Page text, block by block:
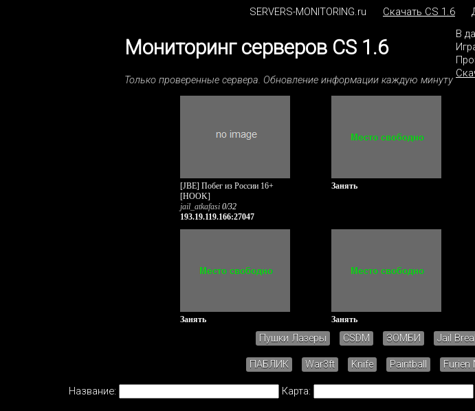
SERVERS-MONITORING.ru Скачать CS 1.6
Мониторинг серверов CS 1.6
Только проверенные сервера. Обновление информации каждую минуту
В
[JBE] Побег из России 16+
[HOOK]
jail_atkafasi 0/32
193.19.119.166:27047
Занять
Занять Занять
Пушки Лазеры CSDM ЗОМБИ Jail
ПАБЛИК War3ft Knife Paintball Furien
Название: Карта: